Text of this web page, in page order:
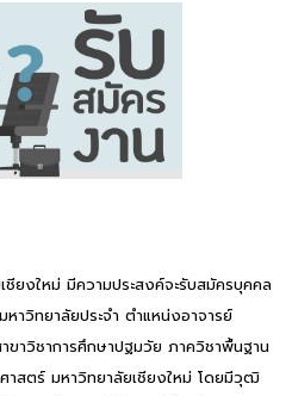
ยงใหม่ มีความประสงค์จะรับสมัครบุคคล
าวิทยาลัยประจำ ตำแหน่งอาจารย์
าวิชาการศึกษาปฐมวัย ภาควิชาพื้นฐาน
สตร์ มหาวิทยาลัยเชียงใหม่ โดยมีวุฒิ